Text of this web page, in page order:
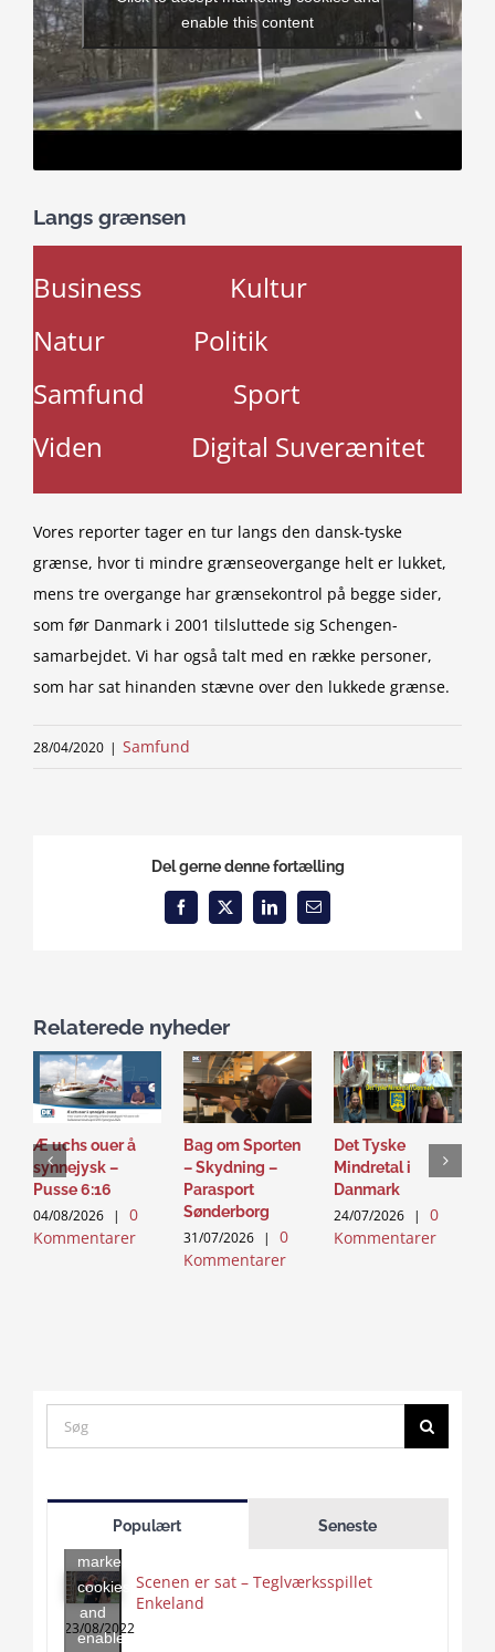
enable this content
Langs grænsen
Business
Kultur
Natur
Politik
Samfund
Sport
Viden
Digital Suverænitet
Vores reporter tager en tur langs den dansk-tyske
grænse, hvor ti mindre grænseovergange helt er lukket,
mens tre overgange har grænsekontrol på begge sider,
som før Danmark i 2001 tilsluttede sig Schengen-
samarbejdet. Vi har også talt med en række personer,
som har sat hinanden stævne over den lukkede grænse.
28/04/2020 | Samfund
Del gerne denne fortælling
Facebook
X LinkedInEmail
Relaterede nyheder
Æ uchs ouer å
synnejysk –
Pusse 6:16
04/08/2026 |
0
Kommentarer
Bag om Sporten
– Skydning –
Parasport
Sønderborg
31/07/2026 |
0
Kommentarer
Det Tyske
Mindretal i
Danmark
24/07/2026 |
0
Kommentarer
Search
for:
Populært Seneste
accept
marketing
cookies
and
enable
Scenen er sat – Teglværksspillet
Enkeland
23/08/2022
Click
to